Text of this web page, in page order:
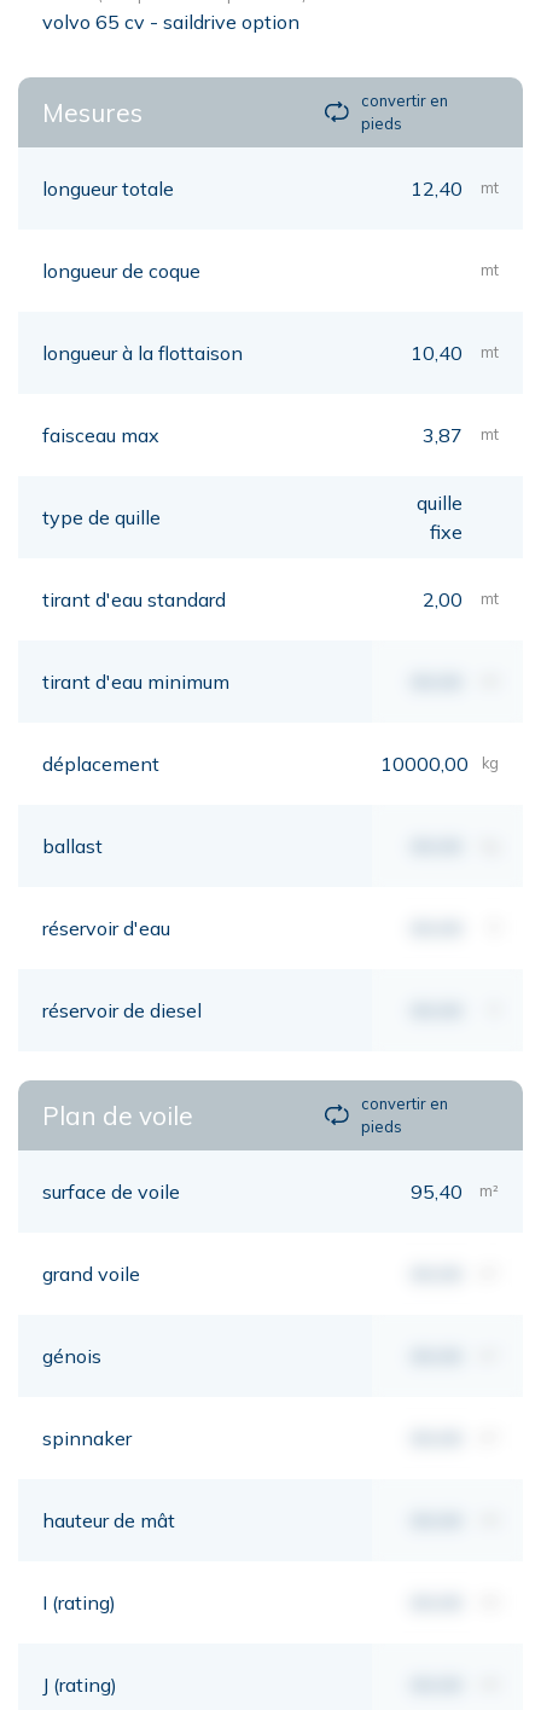
volvo 65 cv - saildrive option
Mesures
convertir en
pieds
longueur totale 12,40 mt
longueur de coque mt
longueur à la flottaison 10,40 mt
faisceau max 3,87 mt
type de quille
quille
fixe
tirant d'eau standard 2,00 mt
tirant d'eau minimum
déplacement 10000,00 kg
ballast
réservoir d'eau
réservoir de diesel
Plan de voile
convertir en
pieds
surface de voile 95,40 m²
grand voile
génois
spinnaker
hauteur de mât
I (rating)
J (rating)